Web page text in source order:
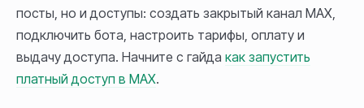
посты, но и доступы: создать закрытый канал MAX,
подключить бота, настроить тарифы, оплату и
выдачу доступа. Начните с гайда как запустить
платный доступ в MAX.